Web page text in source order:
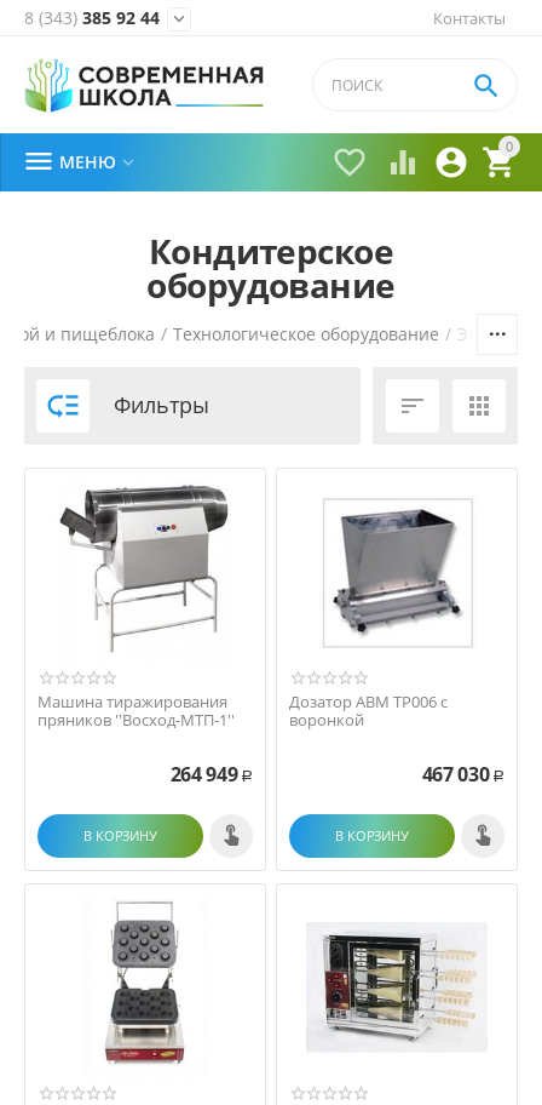
Контакты
8 (343) 385 92 44 
0


 

 МЕНЮ 
Кондитерское
оборудование
и пищеблока / Технологическое оборудование /
 Фильтры  
Машина тиражирования
пряников ''Восход-МТП-1''
264 949 Р
В КОРЗИНУ
Дозатор ABM TP006 с
воронкой
467 030 Р
В КОРЗИНУ